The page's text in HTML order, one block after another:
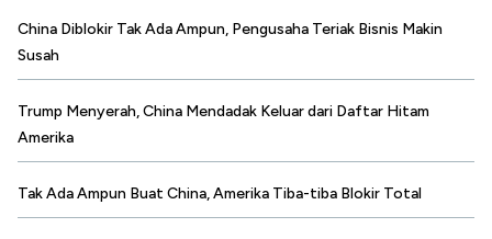
China Diblokir Tak Ada Ampun, Pengusaha Teriak Bisnis Makin
Susah
Trump Menyerah, China Mendadak Keluar dari Daftar Hitam
Amerika
Tak Ada Ampun Buat China, Amerika Tiba-tiba Blokir Total